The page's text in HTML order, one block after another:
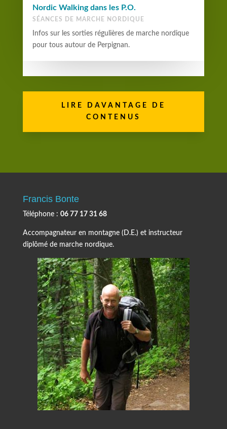
Nordic Walking dans les P.O.
SÉANCES DE MARCHE NORDIQUE
Infos sur les sorties régulières de marche nordique
pour tous autour de Perpignan.
LIRE DAVANTAGE DE
CONTENUS
Francis Bonte
Téléphone : 06 77 17 31 68
Accompagnateur en montagne (D.E.) et instructeur
diplômé de marche nordique.